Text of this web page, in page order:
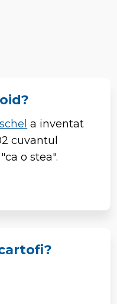
a inventat
cuvantul
o stea".